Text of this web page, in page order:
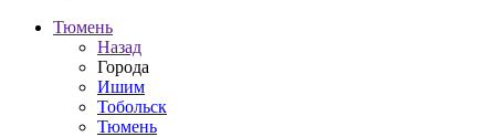
Тюмень
Назад
Города
Ишим
Тобольск
Тюмень